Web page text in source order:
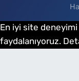
En iyi site
faydalanıyoruz.